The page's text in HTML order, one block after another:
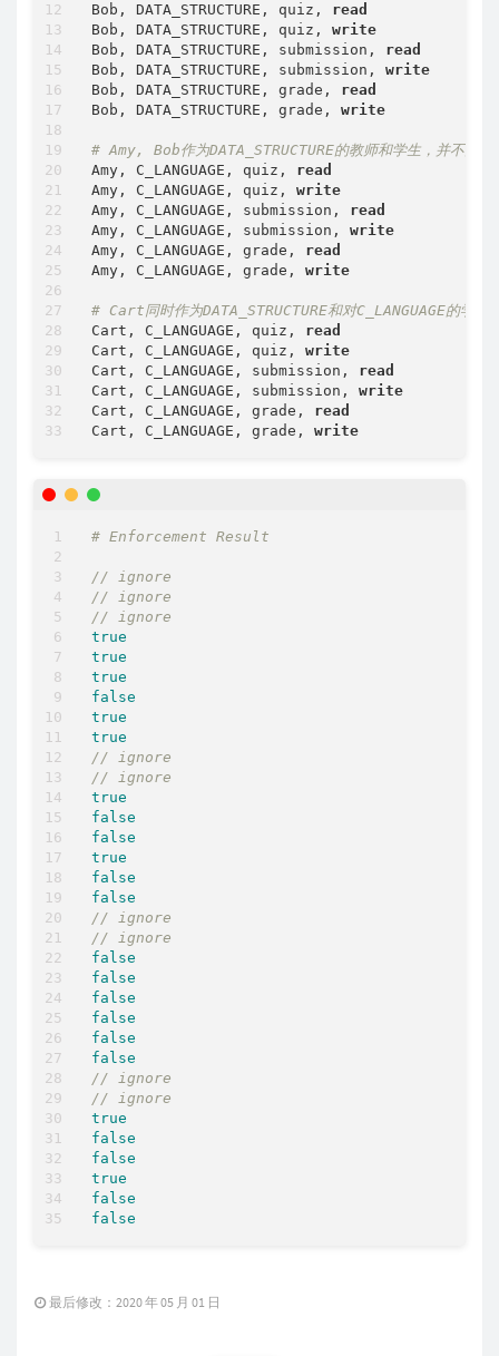
Bob, DATA_STRUCTURE, quiz, read
Bob, DATA_STRUCTURE, quiz, write
Bob, DATA_STRUCTURE, submission, read
Bob, DATA_STRUCTURE, submission, write
Bob, DATA_STRUCTURE, grade, read
Bob, DATA_STRUCTURE, grade, write
# Amy, Bob作为DATA_STRUCTURE的教师和学生，并不能
Amy, C_LANGUAGE, quiz, read
Amy, C_LANGUAGE, quiz, write
Amy, C_LANGUAGE, submission, read
Amy, C_LANGUAGE, submission, write
Amy, C_LANGUAGE, grade, read
Amy, C_LANGUAGE, grade, write
# Cart同时作为DATA_STRUCTURE和对C_LANGUAGE的学
Cart, C_LANGUAGE, quiz, read
Cart, C_LANGUAGE, quiz, write
Cart, C_LANGUAGE, submission, read
Cart, C_LANGUAGE, submission, write
Cart, C_LANGUAGE, grade, read
Cart, C_LANGUAGE, grade, write
# Enforcement Result
// ignore
// ignore
// ignore
true
true
true
false
true
true
// ignore
// ignore
true
false
false
true
false
false
// ignore
// ignore
false
false
false
false
false
false
// ignore
// ignore
true
false
false
true
false
false
最后修改：2020 年 05 月 01 日